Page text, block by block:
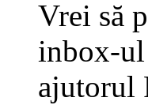
Vrei să
inbox-ul
ajutorul